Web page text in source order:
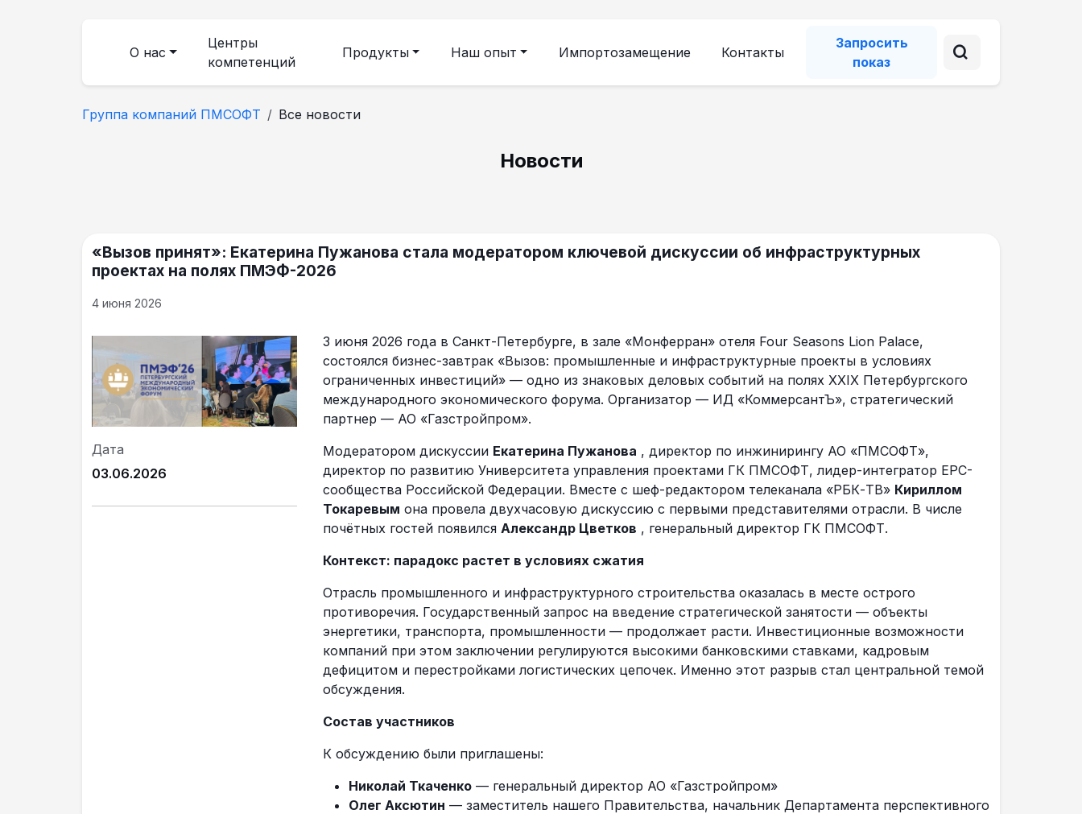
О нас
Центры
компетенций
Продукты Наш опыт Импортозамещение Контакты
Запросить
показ
Группа компаний ПМСОФТ Все новости
Новости
«Вызов принят»: Екатерина Пужанова стала модератором ключевой дискуссии об инфраструктурных
проектах на полях ПМЭФ-2026
4 июня 2026
Дата
03.06.2026
3 июня 2026 года в Санкт-Петербурге, в зале «Монферран» отеля Four Seasons Lion Palace,
состоялся бизнес-завтрак «Вызов: промышленные и инфраструктурные проекты в условиях
ограниченных инвестиций» — одно из знаковых деловых событий на полях XXIX Петербургского
международного экономического форума. Организатор — ИД «КоммерсантЪ», стратегический
партнер — АО «Газстройпром».
Модератором дискуссии Екатерина Пужанова , директор по инжинирингу АО «ПМСОФТ»,
директор по развитию Университета управления проектами ГК ПМСОФТ, лидер-интегратор EPC-
сообщества Российской Федерации. Вместе с шеф-редактором телеканала «РБК-ТВ» Кириллом
Токаревым она провела двухчасовую дискуссию с первыми представителями отрасли. В числе
почётных гостей появился Александр Цветков , генеральный директор ГК ПМСОФТ.
Контекст: парадокс растет в условиях сжатия
Отрасль промышленного и инфраструктурного строительства оказалась в месте острого
противоречия. Государственный запрос на введение стратегической занятости — объекты
энергетики, транспорта, промышленности — продолжает расти. Инвестиционные возможности
компаний при этом заключении регулируются высокими банковскими ставками, кадровым
дефицитом и перестройками логистических цепочек. Именно этот разрыв стал центральной темой
обсуждения.
Состав участников
К обсуждению были приглашены:
Николай Ткаченко — генеральный директор АО «Газстройпром»
Олег Аксютин — заместитель нашего Правительства, начальник Департамента перспективного